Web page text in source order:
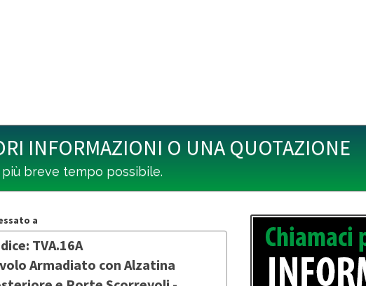
INFORMAZIONI O UNA QUOTAZIONE
breve tempo possibile.
a